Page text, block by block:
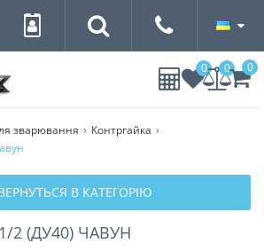
0 0 0
зварювання
Контргайка
В КАТЕГОРІЮ
2 (ДУ40) ЧАВУН